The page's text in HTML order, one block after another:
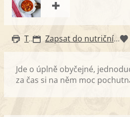
Tisk Zapsat do nutričního diáře
Jde o úplně obyčejné,
za čas si na něm moc